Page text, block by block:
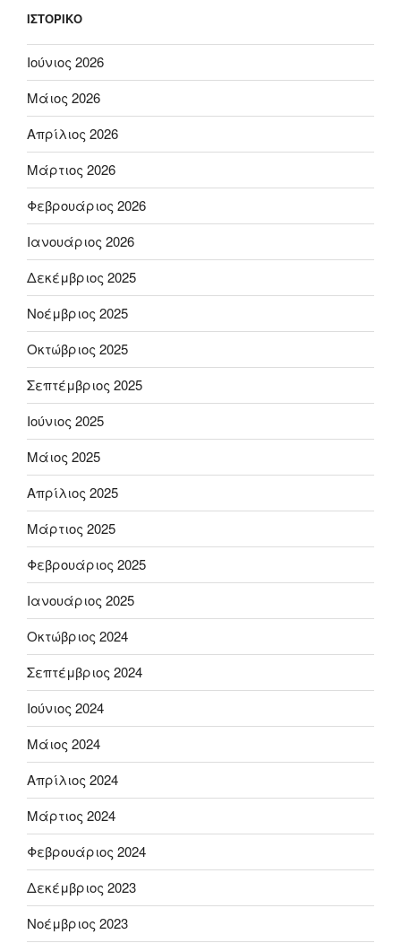
ΙΣΤΟΡΙΚΌ
Ιούνιος 2026
Μάιος 2026
Απρίλιος 2026
Μάρτιος 2026
Φεβρουάριος 2026
Ιανουάριος 2026
Δεκέμβριος 2025
Νοέμβριος 2025
Οκτώβριος 2025
Σεπτέμβριος 2025
Ιούνιος 2025
Μάιος 2025
Απρίλιος 2025
Μάρτιος 2025
Φεβρουάριος 2025
Ιανουάριος 2025
Οκτώβριος 2024
Σεπτέμβριος 2024
Ιούνιος 2024
Μάιος 2024
Απρίλιος 2024
Μάρτιος 2024
Φεβρουάριος 2024
Δεκέμβριος 2023
Νοέμβριος 2023